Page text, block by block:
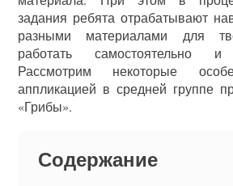
задания ребята отрабатывают
разными материалами для
работать самостоятельно
Рассмотрим некоторые
аппликацией в средней группе
«Грибы».
Содержание